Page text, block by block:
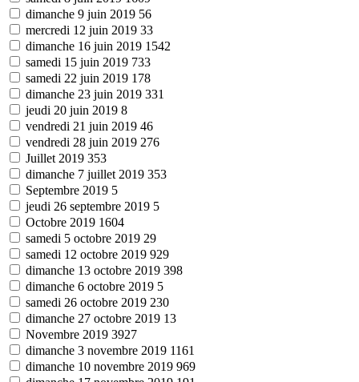
dimanche 9 juin 2019 56
mercredi 12 juin 2019 33
dimanche 16 juin 2019 1542
samedi 15 juin 2019 733
samedi 22 juin 2019 178
dimanche 23 juin 2019 331
jeudi 20 juin 2019 8
vendredi 21 juin 2019 46
vendredi 28 juin 2019 276
Juillet 2019 353
dimanche 7 juillet 2019 353
Septembre 2019 5
jeudi 26 septembre 2019 5
Octobre 2019 1604
samedi 5 octobre 2019 29
samedi 12 octobre 2019 929
dimanche 13 octobre 2019 398
dimanche 6 octobre 2019 5
samedi 26 octobre 2019 230
dimanche 27 octobre 2019 13
Novembre 2019 3927
dimanche 3 novembre 2019 1161
dimanche 10 novembre 2019 969